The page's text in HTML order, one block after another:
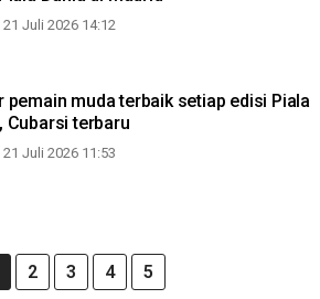
Juli 2026 14:12
pemain muda terbaik setiap edisi Piala
Cubarsi terbaru
Juli 2026 11:53
2 3 4 5